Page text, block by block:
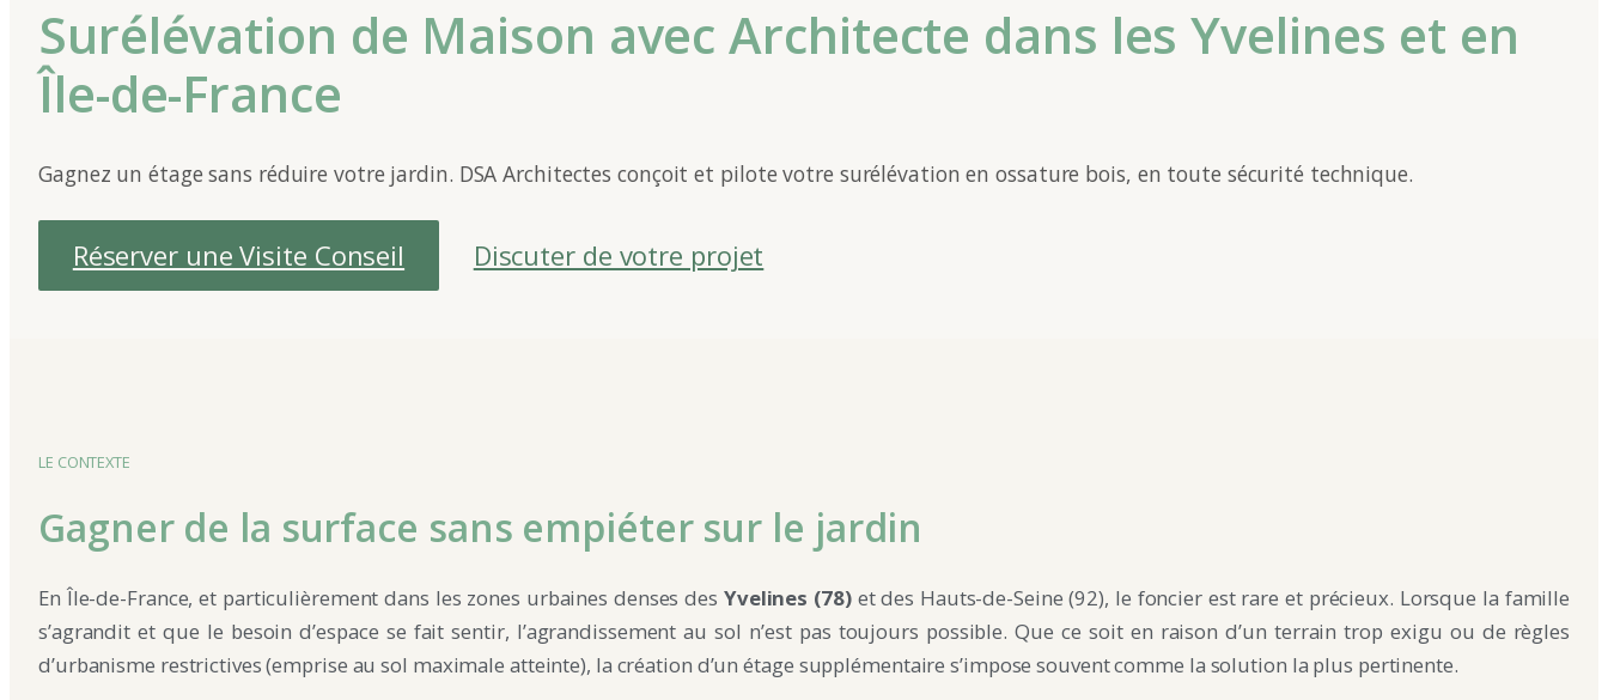
Surélévation de Maison avec Architecte dans les Yvelines et en
Île-de-France
Gagnez un étage sans réduire votre jardin. DSA Architectes conçoit et pilote votre surélévation en ossature bois, en toute sécurité technique.
Réserver une Visite Conseil Discuter de votre projet
LE CONTEXTE
Gagner de la surface sans empiéter sur le jardin
En Île-de-France, et particulièrement dans les zones urbaines denses des Yvelines (78)et des Hauts-de-Seine (92), le foncier est rare et précieux. Lorsque la famille
s’agrandit et que le besoin d’espace se fait sentir, l’agrandissement au sol n’est pas toujours possible. Que ce soit en raison d’un terrain trop exigu ou de règles
d’urbanisme restrictives (emprise au sol maximale atteinte), la création d’un étage supplémentaire s’impose souvent comme la solution la plus pertinente.